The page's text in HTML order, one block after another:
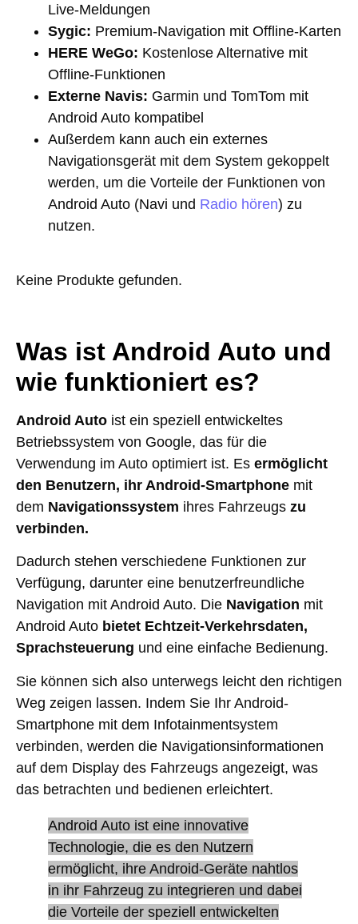
Live-Meldungen
Sygic: Premium-Navigation mit Offline-Karten
HERE WeGo: Kostenlose Alternative mit
Offline-Funktionen
Externe Navis: Garmin und TomTom mit
Android Auto kompatibel
Außerdem kann auch ein externes
Navigationsgerät mit dem System gekoppelt
werden, um die Vorteile der Funktionen von
Android Auto (Navi und Radio hören) zu
nutzen.
Keine Produkte gefunden.
Was ist Android Auto und
wie funktioniert es?
Android Auto ist ein speziell entwickeltes
Betriebssystem von Google, das für die
Verwendung im Auto optimiert ist. Es ermöglicht
den Benutzern, ihr Android-Smartphone mit
dem Navigationssystem ihres Fahrzeugs zu
verbinden.
Dadurch stehen verschiedene Funktionen zur
Verfügung, darunter eine benutzerfreundliche
Navigation mit Android Auto. Die Navigation mit
Android Auto bietet Echtzeit-Verkehrsdaten,
Sprachsteuerung und eine einfache Bedienung.
Sie können sich also unterwegs leicht den richtigen
Weg zeigen lassen. Indem Sie Ihr Android-
Smartphone mit dem Infotainmentsystem
verbinden, werden die Navigationsinformationen
auf dem Display des Fahrzeugs angezeigt, was
das betrachten und bedienen erleichtert.
Android Auto ist eine innovative
Technologie, die es den Nutzern
ermöglicht, ihre Android-Geräte nahtlos
in ihr Fahrzeug zu integrieren und dabei
die Vorteile der speziell entwickelten